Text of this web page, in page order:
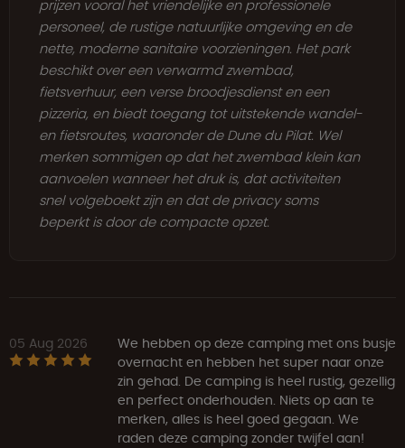
prijzen vooral het vriendelijke en professionele
personeel, de rustige natuurlijke omgeving en de
nette, moderne sanitaire voorzieningen. Het park
beschikt over een verwarmd zwembad,
fietsverhuur, een verse broodjesdienst en een
pizzeria, en biedt toegang tot uitstekende wandel-
en fietsroutes, waaronder de Dune du Pilat. Wel
merken sommigen op dat het zwembad klein kan
aanvoelen wanneer het druk is, dat activiteiten
snel volgeboekt zijn en dat de privacy soms
beperkt is door de compacte opzet.
05 Aug 2026
We hebben op deze camping met ons busje
overnacht en hebben het super naar onze
zin gehad. De camping is heel rustig, gezellig
en perfect onderhouden. Niets op aan te
merken, alles is heel goed gegaan. We
raden deze camping zonder twijfel aan!